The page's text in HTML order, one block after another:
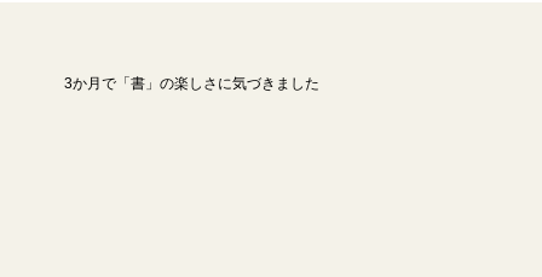
​3か月で「書」の楽しさに気づきました